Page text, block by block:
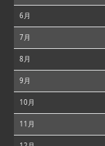
6月
7月
8月
9月
10月
11月